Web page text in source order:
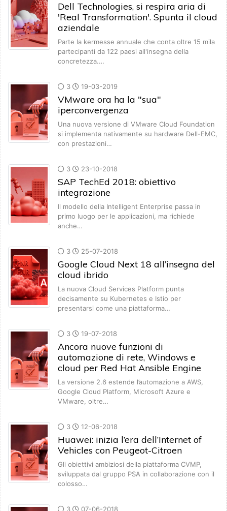
Dell Technologies, si respira aria di
'Real Transformation'. Spunta il cloud
aziendale
Parte la kermesse annuale che conta oltre 15 mila
partecipanti da 122 paesi all'insegna della
concretezza.…
3 19-03-2019
VMware ora ha la "sua"
iperconvergenza
Una nuova versione di VMware Cloud Foundation
si implementa nativamente su hardware Dell-EMC,
con prestazioni…
3 23-10-2018
SAP TechEd 2018: obiettivo
integrazione
Il modello della Intelligent Enterprise passa in
primo luogo per le applicazioni, ma richiede
anche…
3 25-07-2018
Google Cloud Next 18 all’insegna del
cloud ibrido
La nuova Cloud Services Platform punta
decisamente su Kubernetes e Istio per
presentarsi come una piattaforma…
3 19-07-2018
Ancora nuove funzioni di
automazione di rete, Windows e
cloud per Red Hat Ansible Engine
La versione 2.6 estende l’automazione a AWS,
Google Cloud Platform, Microsoft Azure e
VMware, oltre…
3 12-06-2018
Huawei: inizia l’era dell’Internet of
Vehicles con Peugeot-Citroen
Gli obiettivi ambiziosi della piattaforma CVMP,
sviluppata dal gruppo PSA in collaborazione con il
colosso…
3 07-06-2018